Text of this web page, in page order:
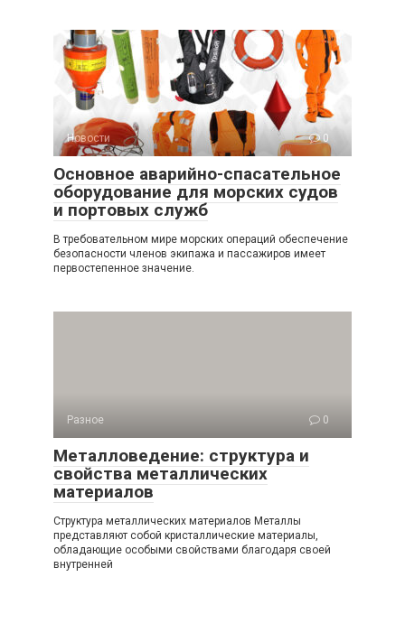
Новости 0
Основное аварийно-спасательное
оборудование для морских судов
и портовых служб
В требовательном мире морских операций обеспечение
безопасности членов экипажа и пассажиров имеет
первостепенное значение.
Разное 0
Металловедение: структура и
свойства металлических
материалов
Структура металлических материалов Металлы
представляют собой кристаллические материалы,
обладающие особыми свойствами благодаря своей
внутренней